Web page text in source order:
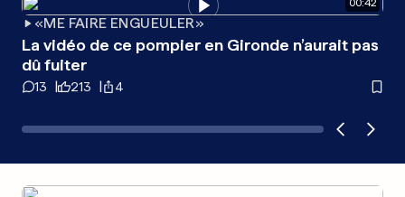
00:42
«ME FAIRE ENGUEULER»
La vidéo de ce pompier en Gironde n’aurait pas
dû fuiter
13 213 4